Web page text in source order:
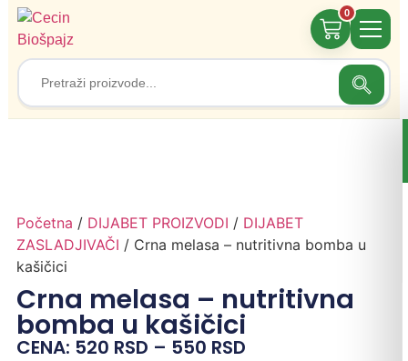
Search
for:
0
Početna / DIJABET PROIZVODI / DIJABET
ZASLADJIVAČI / Crna melasa – nutritivna bomba u
kašičici
Crna melasa – nutritivna
bomba u kašičici
CENA: 520 RSD – 550 RSD